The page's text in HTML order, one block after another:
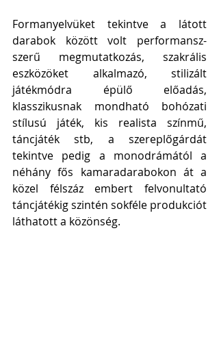
Formanyelvüket tekintve a látott
darabok között volt performansz-
szerű megmutatkozás, szakrális
eszközöket alkalmazó, stilizált
játékmódra épülő előadás,
klasszikusnak mondható bohózati
stílusú játék, kis realista színmű,
táncjáték stb, a szereplőgárdát
tekintve pedig a monodrámától a
néhány fős kamaradarabokon át a
közel félszáz embert felvonultató
táncjátékig szintén sokféle produkciót
láthatott a közönség.